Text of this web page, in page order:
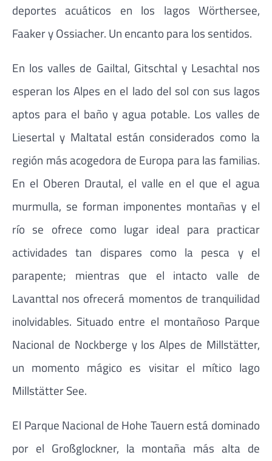
deportes acuáticos en los lagos Wörthersee,
Faaker y Ossiacher. Un encanto para los sentidos.
En los valles de Gailtal, Gitschtal y Lesachtal nos
esperan los Alpes en el lado del sol con sus lagos
aptos para el baño y agua potable. Los valles de
Liesertal y Maltatal están considerados como la
región más acogedora de Europa para las familias.
En el Oberen Drautal, el valle en el que el agua
murmulla, se forman imponentes montañas y el
río se ofrece como lugar ideal para practicar
actividades tan dispares como la pesca y el
parapente; mientras que el intacto valle de
Lavanttal nos ofrecerá momentos de tranquilidad
inolvidables. Situado entre el montañoso Parque
Nacional de Nockberge y los Alpes de Millstätter,
un momento mágico es visitar el mítico lago
Millstätter See.
El Parque Nacional de Hohe Tauern está dominado
por el Großglockner, la montaña más alta de